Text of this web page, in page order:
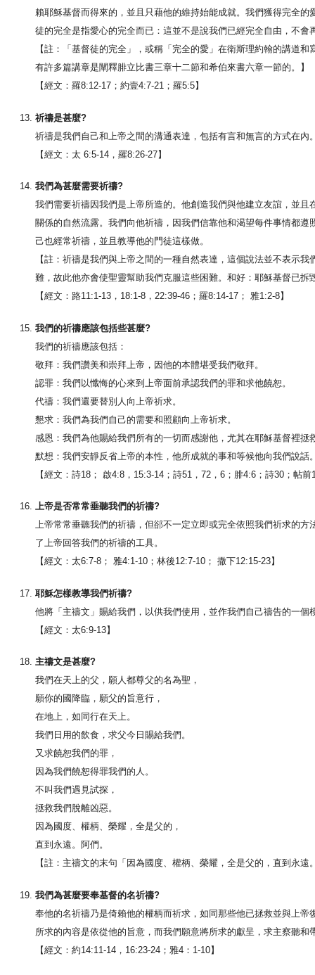
賴耶穌基督而得來的，並且只藉他的維持始能成就。我們獲得完全
徒的完全是指愛心的完全而已：這並不是說我們已經完全自由，不
【註：「基督徒的完全」，或稱「完全的愛」在衛斯理約翰的講道
有許多篇講章是闡釋腓立比書三章十二節和希伯來書六章一節的。】
【經文：羅8:12-17；約壹4:7-21；羅5:5】
祈禱是甚麼?
祈禱是我們自己和上帝之間的溝通表達，包括有言和無言的方式在內
【經文：太 6:5-14，羅8:26-27】
我們為甚麼需要祈禱?
我們需要祈禱因我們是上帝所造的。他創造我們與他建立友誼，並
關係的自然流露。我們向他祈禱，因我們信靠他和渴望每件事情都
己也經常祈禱，並且教導他的門徒這樣做。
【註：祈禱是我們與上帝之間的一種自然表達，這個說法並不表示
難，故此他亦會使聖靈幫助我們克服這些困難。和好：耶穌基督已
【經文：路11:1-13，18:1-8，22:39-46；羅8:14-17； 雅1:2-8】
我們的祈禱應該包括些甚麼?
我們的祈禱應該包括：
敬拜：我們讚美和崇拜上帝，因他的本體堪受我們敬拜。
認罪：我們以懺悔的心來到上帝面前承認我們的罪和求他饒恕。
代禱：我們還要替別人向上帝祈求。
懇求：我們為我們自己的需要和照顧向上帝祈求。
感恩：我們為他賜給我們所有的一切而感謝他，尤其在耶穌基督裡拯
默想：我們安靜反省上帝的本性，他所成就的事和等候他向我們說話
【經文：詩18； 啟4:8，15:3-14；詩51，72，6；腓4:6；詩30；帖前
上帝是否常常垂聽我們的祈禱?
上帝常常垂聽我們的祈禱，但郤不一定立即或完全依照我們祈求的
了上帝回答我們的祈禱的工具。
【經文：太6:7-8； 雅4:1-10；林後12:7-10； 撒下12:15-23】
耶穌怎樣教導我們祈禱?
他將「主禱文」賜給我們，以供我們使用，並作我們自己禱告的一個
【經文：太6:9-13】
主禱文是甚麼?
我們在天上的父，願人都尊父的名為聖，
願你的國降臨，願父的旨意行，
在地上，如同行在天上。
我們日用的飲食，求父今日賜給我們。
又求饒恕我們的罪，
因為我們饒恕得罪我們的人。
不叫我們遇見試探，
拯救我們脫離凶惡。
因為國度、權柄、榮耀，全是父的，
直到永遠。阿們。
【註：主禱文的末句「因為國度、權柄、榮耀，全是父的，直到永
我們為甚麼要奉基督的名祈禱?
奉他的名祈禱乃是倚賴他的權柄而祈求，如同那些他已拯救並與上
所求的內容是依從他的旨意，而我們願意將所求的獻呈，求主察聽和
【經文：約14:11-14，16:23-24；雅4：1-10】